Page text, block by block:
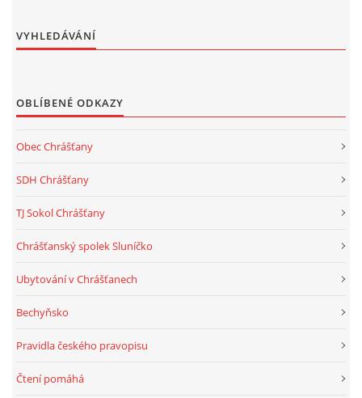
VYHLEDÁVÁNÍ
OBLÍBENÉ ODKAZY
Obec Chrášťany
SDH Chrášťany
TJ Sokol Chrášťany
Chrášťanský spolek Sluníčko
Ubytování v Chrášťanech
Bechyňsko
Pravidla českého pravopisu
Čtení pomáhá